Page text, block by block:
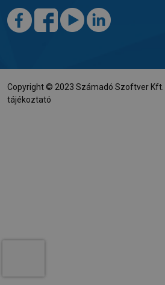
Copyright © 2023 Számadó Szoftver Kft. |
tájékoztató